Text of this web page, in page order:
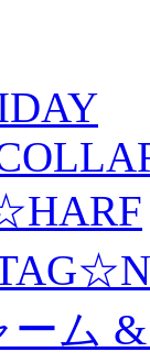
ム